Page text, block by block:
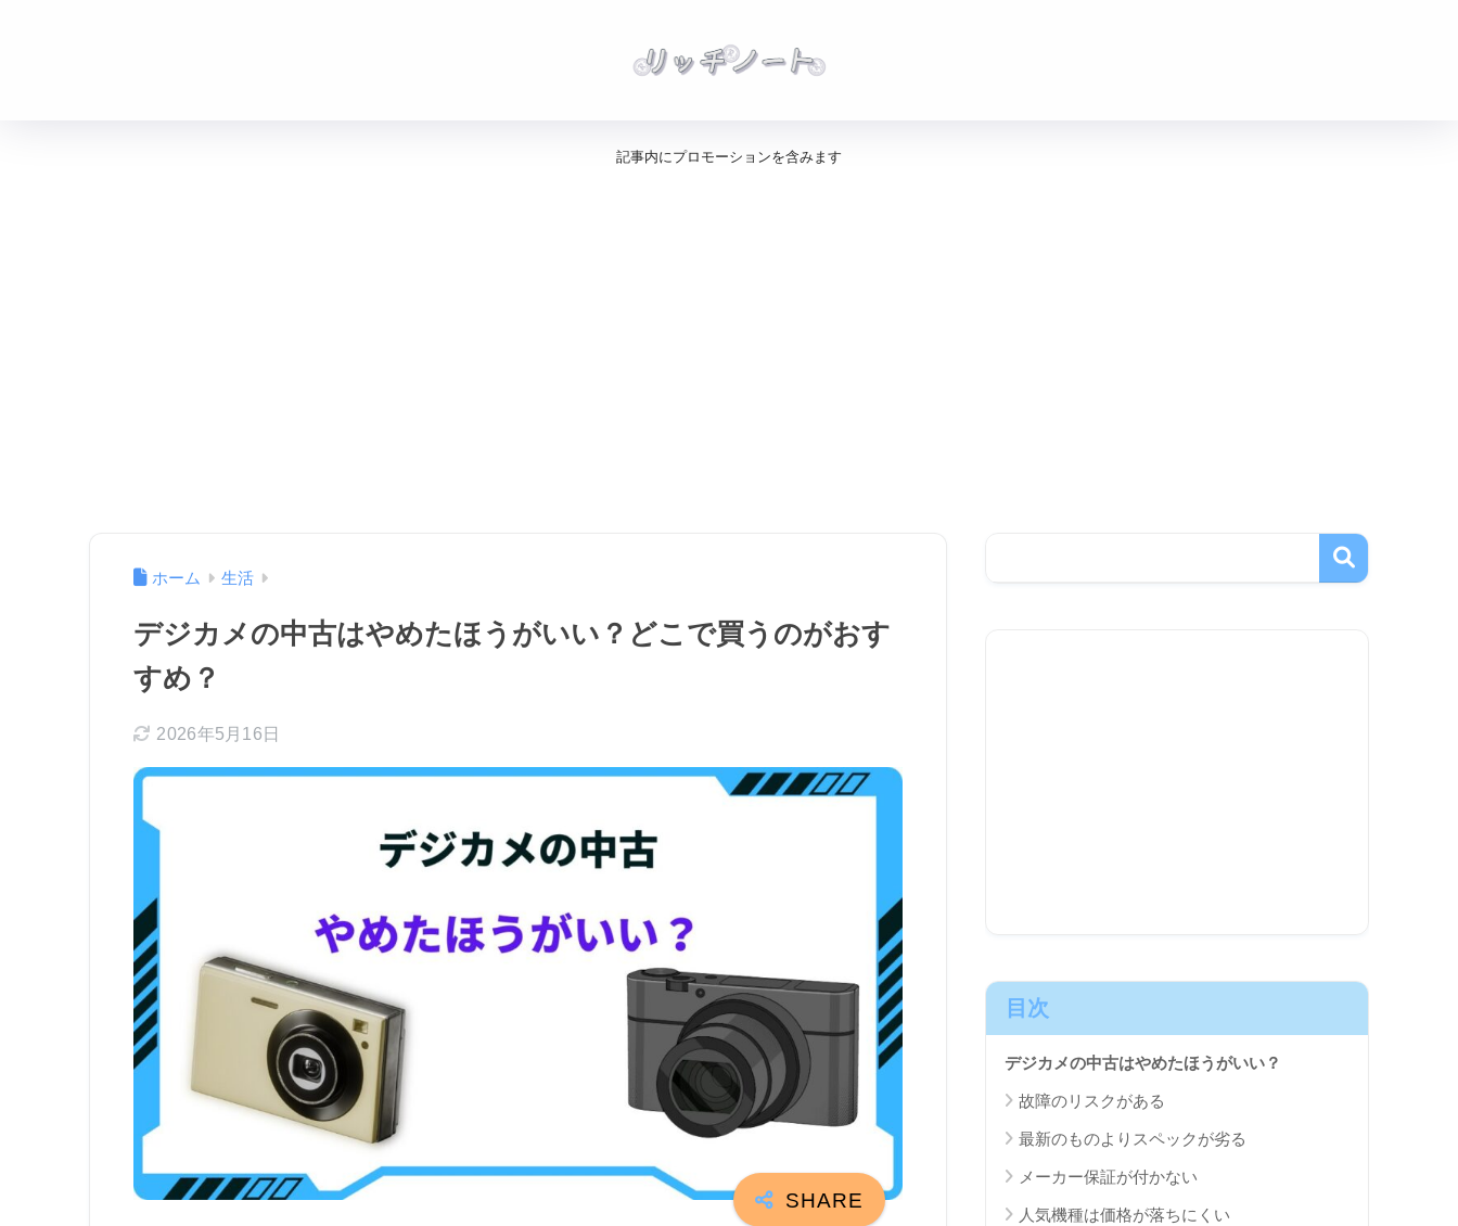
記事内にプロモーションを含みます
ホーム 生活
デジカメの中古はやめたほうがいい？どこで買うのがおす
すめ？
2026年5月16日
目次
デジカメの中古はやめたほうがいい？
故障のリスクがある
最新のものよりスペックが劣る
メーカー保証が付かない
人気機種は価格が落ちにくい